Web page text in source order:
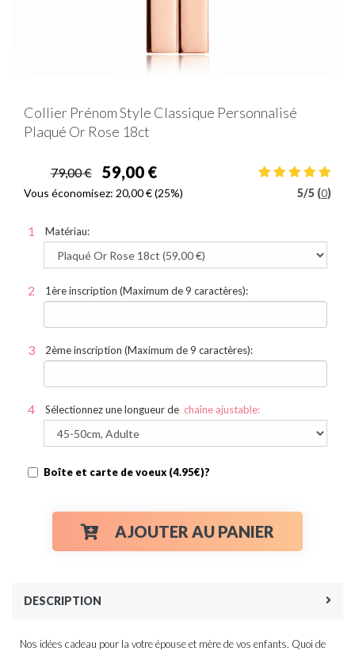
Collier Prénom Style Classique Personnalisé
Plaqué Or Rose 18ct
79,00 € 59,00 €
Vous économisez: 20,00 €(25%) 5/5 (0)
Matériau:
1ère inscription (Maximum de 9 caractères):
2ème inscription (Maximum de 9 caractères):
Sélectionnez une longueur de chaîne ajustable:
Boîte et carte de voeux (4.95€)?
AJOUTER AU PANIER
DESCRIPTION
Nos idées cadeau pour la votre épouse et mère de vos enfants. Quoi de